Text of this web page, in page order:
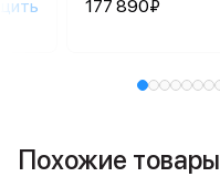
177 890₽
Похожие товары